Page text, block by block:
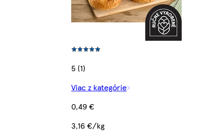
5 (1)
Viac z kategórie
0,49 €
3,16 €/kg